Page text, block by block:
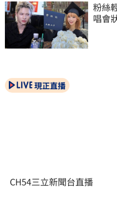
粉絲
唱會
現正直播
CH54三立新聞台直播